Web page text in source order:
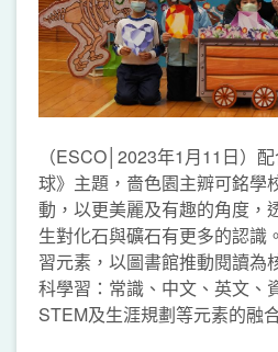
（ESCO│2023年1月11日）
球》主題，嗇色園主辧可銘學
動，以更美麗及有趣的角度，
生對化石與礦石有更多的認識
習元素，以圖書館推動閱讀為
科學習：常識、中文、英文、
STEM及生涯規劃等元素的融